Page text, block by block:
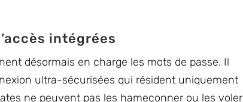
intégrées
désormais en charge les mots de passe. Il
ultra-sécurisées qui résident uniquement
ne peuvent pas les hameçonner ou les voler